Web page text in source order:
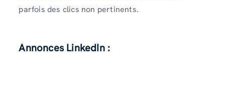
parfois des clics non pertinents.
Annonces LinkedIn :